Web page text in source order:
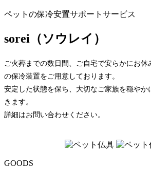
ペットの保冷安置サポートサービス
sorei（ソウレイ）
ご火葬までの数日間、ご自宅で安らかにお休
の保冷装置をご用意しております。
安定した状態を保ち、大切なご家族を穏やか
きます。
詳細はお問い合わせください。
GOODS